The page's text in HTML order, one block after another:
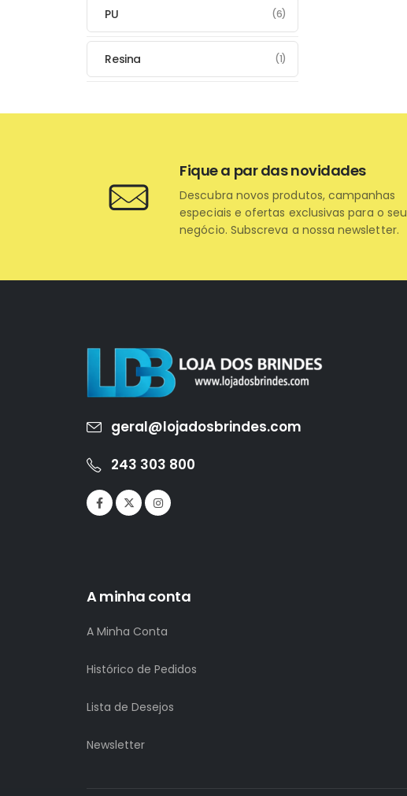
PU (6)
Resina (1)
Fique a par das novidades
Descubra novos produtos, campanhas
especiais e ofertas exclusivas para o seu
negócio. Subscreva a nossa newsletter.
geral@lojadosbrindes.com
243 303 800
A minha conta
A Minha Conta
Histórico de Pedidos
Lista de Desejos
Newsletter